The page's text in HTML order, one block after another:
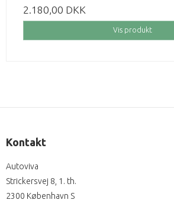
2.180,00 DKK
Vis produkt
Kontakt
Autoviva
Strickersvej 8, 1. th.
2300 København S